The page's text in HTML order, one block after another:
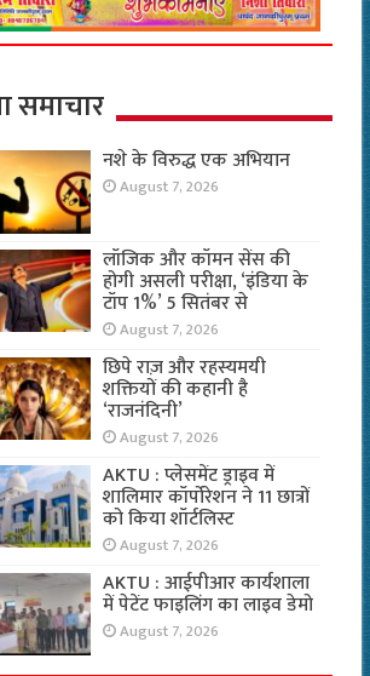
समाचार
नशे के विरुद्ध एक अभियान
August 7, 2026
लॉजिक और कॉमन सेंस की
होगी असली परीक्षा, ‘इंडिया के
टॉप 1%’ 5 सितंबर से
August 7, 2026
छिपे राज़ और रहस्यमयी
शक्तियों की कहानी है
‘राजनंदिनी’
August 7, 2026
AKTU : प्लेसमेंट ड्राइव में
शालिमार कॉर्पोरेशन ने 11 छात्रों
को किया शॉर्टलिस्ट
August 7, 2026
AKTU : आईपीआर कार्यशाला
में पेटेंट फाइलिंग का लाइव डेमो
August 7, 2026